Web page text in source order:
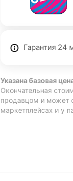
Гарантия 24
Указана базовая
Окончательная
продавцом и может
маркетплейсах и у